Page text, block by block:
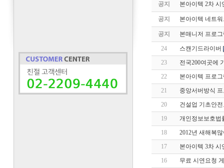
공지 본아이텍 2차 시
공지 본아이텍 네트
공지 본매니저 프로
24
스캔기드라이버
23
전국200여곳에
22
본아이텍 프로
21
중앙서버방식
20
건설업 기초안
19
개인정보보호법
18
2012년 새해복
17
본아이텍 3차 시
16
무료 시연요청